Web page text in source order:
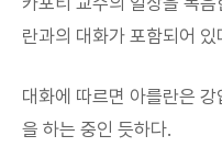
란과의 대화가 포함되어 있
대화에 따르면 아를란은
을 하는 중인 듯하다.